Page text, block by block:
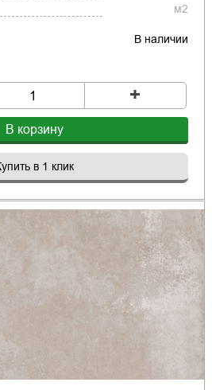
м2
В наличии
+
В корзину
в 1 клик